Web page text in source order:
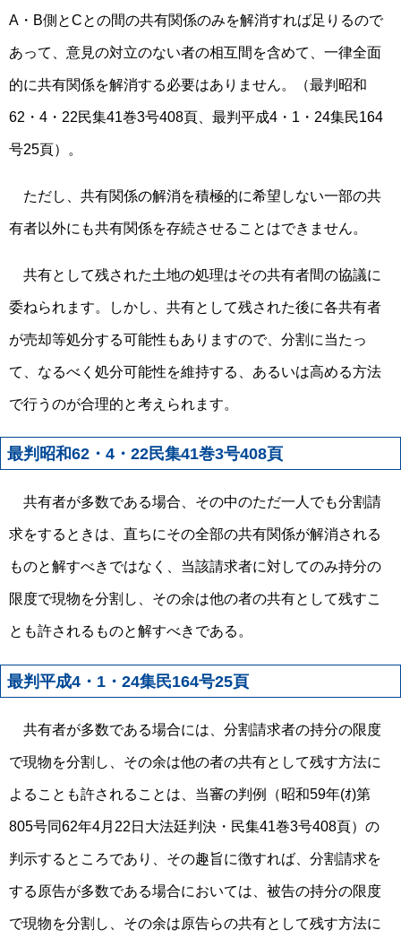
A・B側とCとの間の共有関係のみを解消すれば足りるので
あって、意見の対立のない者の相互間を含めて、一律全面
的に共有関係を解消する必要はありません。（最判昭和
62・4・22民集41巻3号408頁、最判平成4・1・24集民164
号25頁）。
ただし、共有関係の解消を積極的に希望しない一部の共
有者以外にも共有関係を存続させることはできません。
共有として残された土地の処理はその共有者間の協議に
委ねられます。しかし、共有として残された後に各共有者
が売却等処分する可能性もありますので、分割に当たっ
て、なるべく処分可能性を維持する、あるいは高める方法
で行うのが合理的と考えられます。
最判昭和62・4・22民集41巻3号408頁
共有者が多数である場合、その中のただ一人でも分割請
求をするときは、直ちにその全部の共有関係が解消される
ものと解すべきではなく、当該請求者に対してのみ持分の
限度で現物を分割し、その余は他の者の共有として残すこ
とも許されるものと解すべきである。
最判平成4・1・24集民164号25頁
共有者が多数である場合には、分割請求者の持分の限度
で現物を分割し、その余は他の者の共有として残す方法に
よることも許されることは、当審の判例（昭和59年(ｵ)第
805号同62年4月22日大法廷判決・民集41巻3号408頁）の
判示するところであり、その趣旨に徴すれば、分割請求を
する原告が多数である場合においては、被告の持分の限度
で現物を分割し、その余は原告らの共有として残す方法に